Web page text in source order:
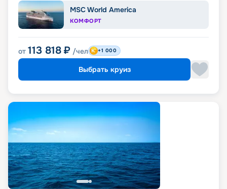
MSC World America
КОМФОРТ
от 113 818 ₽ /чел +1 000
Выбрать круиз